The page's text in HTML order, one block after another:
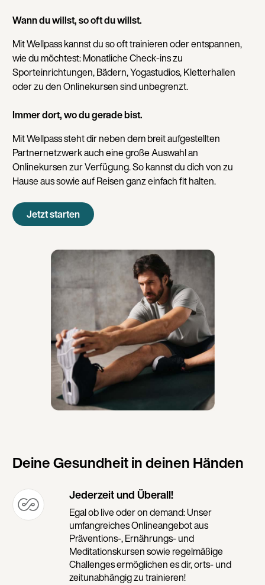
Wann du willst, so oft du willst.
Mit Wellpass kannst du so oft trainieren oder entspannen,
wie du möchtest: Monatliche Check-ins zu
Sporteinrichtungen, Bädern, Yogastudios, Kletterhallen
oder zu den Onlinekursen sind unbegrenzt.
Immer dort, wo du gerade bist.
Mit Wellpass steht dir neben dem breit aufgestellten
Partnernetzwerk auch eine große Auswahl an
Onlinekursen zur Verfügung. So kannst du dich von zu
Hause aus sowie auf Reisen ganz einfach fit halten.
Jetzt starten
Deine Gesundheit in deinen Händen
Jederzeit und Überall!
Egal ob live oder on demand: Unser
umfangreiches Onlineangebot aus
Präventions-, Ernährungs- und
Meditationskursen sowie regelmäßige
Challenges ermöglichen es dir, orts- und
zeitunabhängig zu trainieren!